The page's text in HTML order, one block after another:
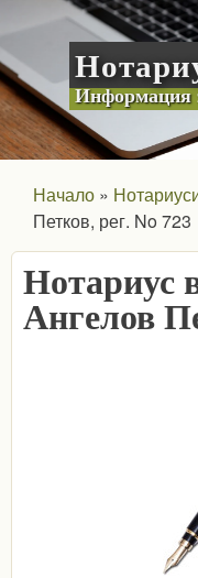
Skip
Информация
Начало
Петков, рег. No 723
Нотариус
Ангелов